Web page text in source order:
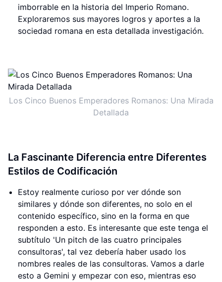
imborrable en la historia del Imperio Romano.
Exploraremos sus mayores logros y aportes a la
sociedad romana en esta detallada investigación.
Los Cinco Buenos Emperadores Romanos: Una Mirada
Detallada
La Fascinante Diferencia entre Diferentes
Estilos de Codificación
Estoy realmente curioso por ver dónde son
similares y dónde son diferentes, no solo en el
contenido específico, sino en la forma en que
responden a esto. Es interesante que este tenga el
subtítulo 'Un pitch de las cuatro principales
consultoras', tal vez debería haber usado los
nombres reales de las consultoras. Vamos a darle
esto a Gemini y empezar con eso, mientras eso